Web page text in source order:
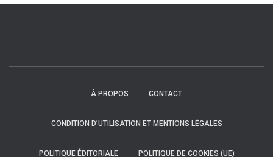
À PROPOS CONTACT
CONDITION D’UTILISATION ET MENTIONS LÉGALES
POLITIQUE ÉDITORIALE POLITIQUE DE COOKIES (UE)